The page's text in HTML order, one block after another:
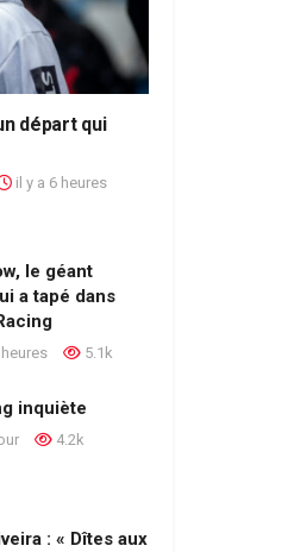
départ qui
il y a 6 heures
le géant
a tapé dans
5.1k
inquiète
4.2k
: « Dîtes aux